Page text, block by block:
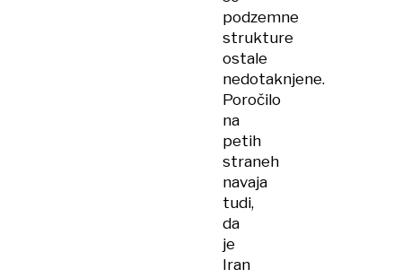
podzemne
strukture
ostale
nedotaknjene.
Poročilo
na
petih
straneh
navaja
tudi,
da
je
Iran